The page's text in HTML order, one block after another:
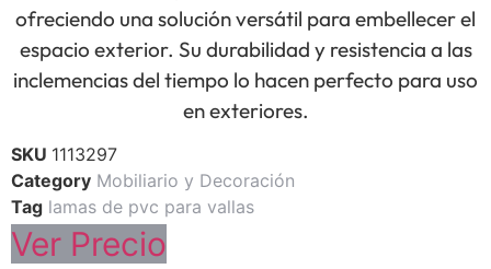
ofreciendo una solución versátil para embellecer el
espacio exterior. Su durabilidad y resistencia a las
inclemencias del tiempo lo hacen perfecto para uso
en exteriores.
SKU 1113297
Category Mobiliario y Decoración
Tag lamas de pvc para vallas
Ver Precio